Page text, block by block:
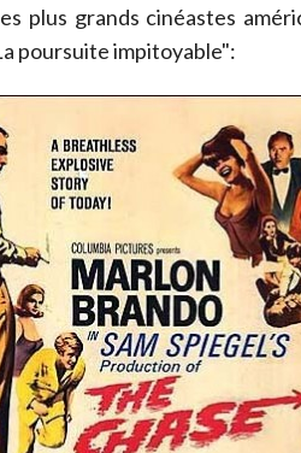
plus grands cinéastes
poursuite impitoyable":